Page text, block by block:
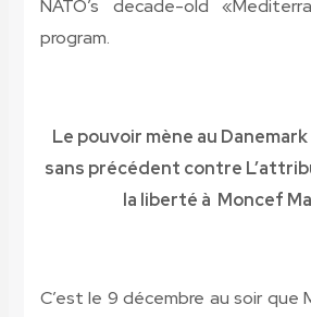
NATO’s decade-old
program.
Le pouvoir mène au
sans précédent contre
la liberté à Moncef
C’est le 9 décembre au soir que